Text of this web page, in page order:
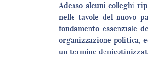
Adesso alcuni colleghi
nelle tavole del nuovo
fondamento essenziale
organizzazione politica,
un termine